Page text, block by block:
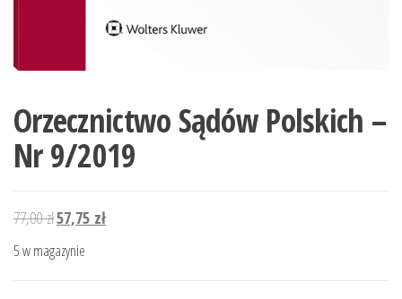
Orzecznictwo Sądów Polskich –
Nr 9/2019
77,00złPierwotna
cena
wynosiła:
57,75 złAktualna
5 w magazynie